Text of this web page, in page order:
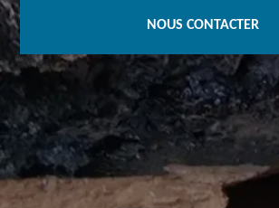
NOUS CONTACTER